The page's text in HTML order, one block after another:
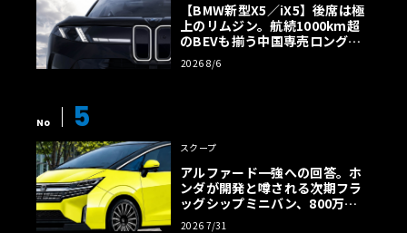
【BMW新型X5／iX5】後席は極
上のリムジン。航続1000km超
のBEVも揃う中国専売ロング仕
様の全貌
2026 8/6
No 5
スクープ
アルファード一強への回答。ホ
ンダが開発と噂される次期フラ
ッグシップミニバン、800万円
超の勝算【予想CG】
2026 7/31